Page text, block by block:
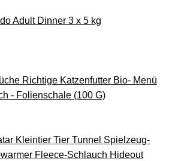
Adult Dinner 3 x 5 kg
Richtige Katzenfutter Bio- Menü
- Folienschale (100 G)
Kleintier Tier Tunnel Spielzeug-
Fleece-Schlauch Hideout